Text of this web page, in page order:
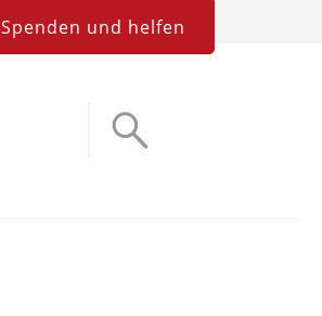
Spenden und helfen